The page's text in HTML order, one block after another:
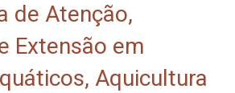
de Atenção,
Extensão em
Aquicultura